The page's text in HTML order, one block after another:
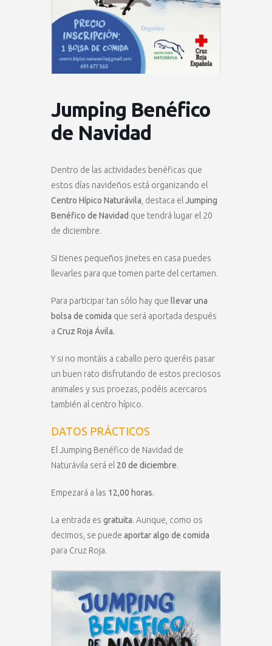
Jumping Benéfico
de Navidad
Dentro de las actividades benéficas que
estos días navideños está organizando el
Centro Hípico Naturávila , destaca el Jumping
Benéfico de Navidad que tendrá lugar el 20
de diciembre.
Si tienes pequeños jinetes en casa puedes
llevarles para que tomen parte del certamen.
Para participar tan sólo hay que llevar una
bolsa de comida que será aportada después
a Cruz Roja Ávila.
Y si no montáis a caballo pero queréis pasar
un buen rato disfrutando de estos preciosos
animales y sus proezas, podéis acercaros
también al centro hípico.
DATOS PRÁCTICOS
El Jumping Benéfico de Navidad de
Naturávila será el 20 de diciembre.
Empezará a las 12,00 horas.
La entrada es gratuita. Aunque, como os
decimos, se puede aportar algo de comida
para Cruz Roja.